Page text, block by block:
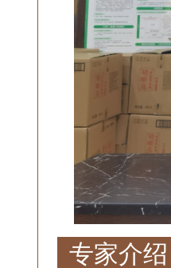
专家介绍